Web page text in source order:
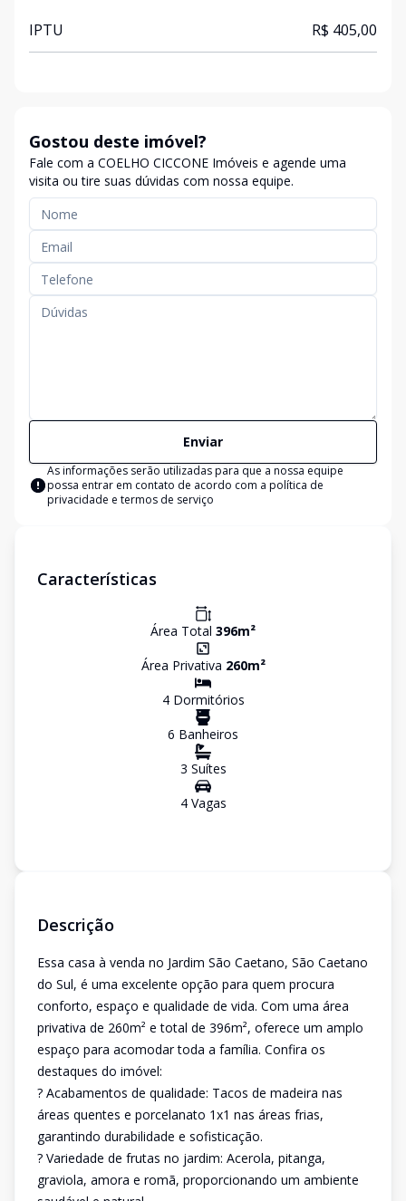
IPTU R$ 405,00
Gostou deste imóvel?
Fale com a COELHO CICCONE Imóveis e agende uma
visita ou tire suas dúvidas com nossa equipe.
Enviar
As informações serão utilizadas para que a nossa equipe
possa entrar em contato de acordo com a política de
privacidade e termos de serviço
Características
Área Total 396m²
Área Privativa 260m²
4Dormitórios
6 Banheiros
3 Suítes
4Vagas
Descrição
Essa casa à venda no Jardim São Caetano, São Caetano
do Sul, é uma excelente opção para quem procura
conforto, espaço e qualidade de vida. Com uma área
privativa de 260m² e total de 396m², oferece um amplo
espaço para acomodar toda a família. Confira os
destaques do imóvel:
? Acabamentos de qualidade: Tacos de madeira nas
áreas quentes e porcelanato 1x1 nas áreas frias,
garantindo durabilidade e sofisticação.
? Variedade de frutas no jardim: Acerola, pitanga,
graviola, amora e romã, proporcionando um ambiente